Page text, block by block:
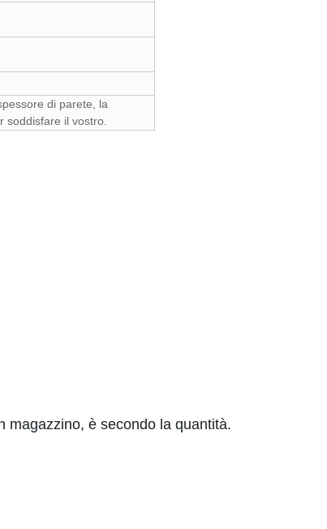
di parete, la
soddisfare il vostro.
magazzino, è secondo la quantità.